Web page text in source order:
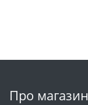
Про магазин